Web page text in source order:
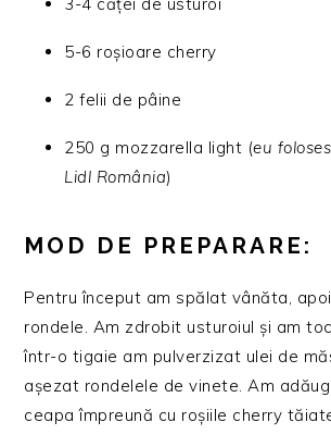
5-6 roșioare cherry
2 felii de pâine
250 g mozzarella light (eu
Lidl România)
MOD DE PREPARARE:
Pentru început am spălat vânăta,
rondele. Am zdrobit usturoiul și am
într-o tigaie am pulverzizat ulei de
așezat rondelele de vinete. Am
ceapa împreună cu roșiile cherry